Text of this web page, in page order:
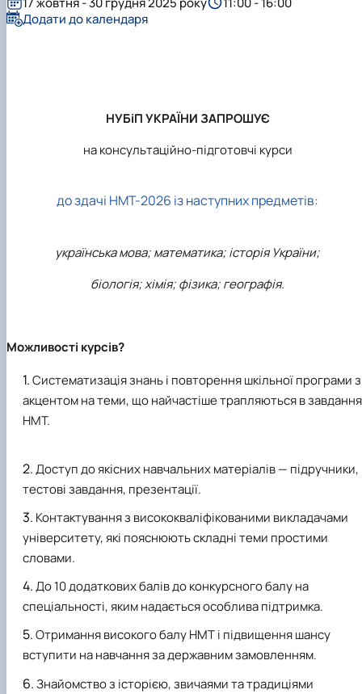
Рейтингові списки
НУБіП УКРАЇНИ ЗАПРОШУЄ
на консультаційно-підготовчі курси
до здачі НМТ-2026 із наступних предметів:
українська мова; математика; історія України;
біологія; хімія; фізика; географія.
Можливості курсів?
Систематизація знань і повторення шкільної програми з
акцентом на теми, що найчастіше трапляються в
НМТ.
Доступ до якісних навчальних матеріалів — підручники,
тестові завдання, презентації.
Контактування з висококваліфікованими викладачами
університету, які пояснюють складні теми простими
словами.
До 10 додаткових балів до конкурсного балу на
спеціальності, яким надається особлива підтримка.
Отримання високого балу НМТ і підвищення шансу
вступити на навчання за державним замовленням.
Знайомство з історією, звичаями та традиціями
Додати до календаря